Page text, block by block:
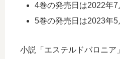
4巻の発売日は2022年7
5巻の発売日は2023年5
小説「エステルドバロニア